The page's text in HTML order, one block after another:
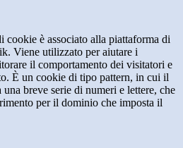
cookie è associato alla piattaforma di
Viene utilizzato per aiutare i
il comportamento dei visitatori e
È un cookie di tipo pattern, in cui il
breve serie di numeri e lettere, che
per il dominio che imposta il